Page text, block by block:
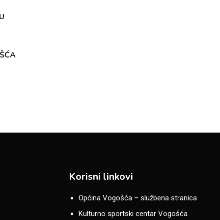
Korisni linkovi
Općina Vogošća – službena stranica
Kulturno sportski centar Vogošća